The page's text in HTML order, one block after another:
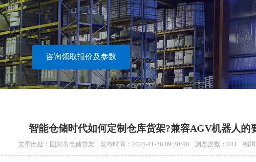
咨询领取报价及参数
智能仓储时代如何定制仓库货架?兼容AGV机器人的
文章出处：固尔美仓储货架 发布时间：2025-11-28 09:30:00 浏览次数：284 编辑